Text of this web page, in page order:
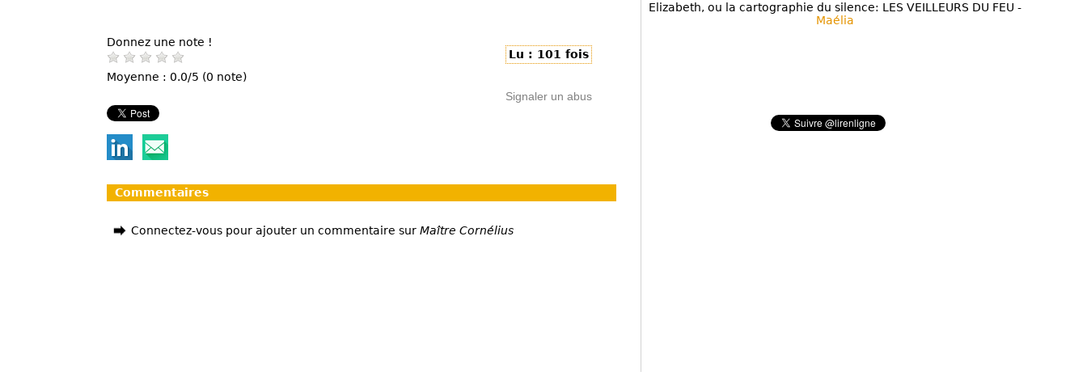
Donnez une note !
Moyenne : 0.0/5 (0 note)
Lu : 101 fois
Signaler un abus
Commentaires
Connectez-vous pour ajouter un commentaire sur Maître Cornélius
Elizabeth, ou la cartographie du silence: LES VEILLEURS DU FEU -
Maélia